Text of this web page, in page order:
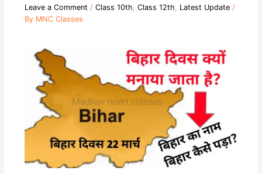
Leave a Comment / Class 10th, Class 12th, Latest Update/
By MNC Classes